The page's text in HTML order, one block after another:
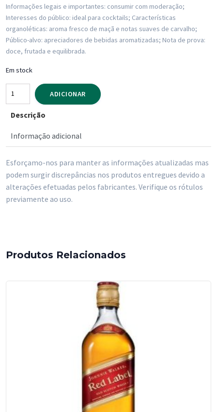
Informações legais e importantes: consumir com moderação;
Interesses do público: ideal para cocktails; Características
organoléticas: aroma fresco de maçã e notas suaves de carvalho;
Público-alvo: apreciadores de bebidas aromatizadas; Nota de prova:
doce, frutada e equilibrada.
Em stock
Quantidade
de
Whisky
ml
ADICIONAR
Descrição
Informação adicional
Esforçamo-nos para manter as informações atualizadas mas
podem surgir discrepâncias nos produtos entregues devido a
alterações efetuadas pelos fabricantes. Verifique os rótulos
previamente ao uso.
Produtos Relacionados